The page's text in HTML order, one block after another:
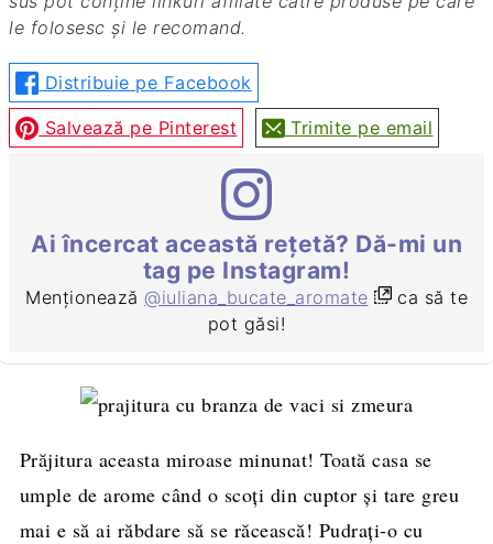
le folosesc și le recomand.
Distribuie pe Facebook
Salvează pe Pinterest Trimite pe email
Ai încercat această rețetă? Dă-mi un
tag pe Instagram!
Menționează @iuliana_bucate_aromate
ca să te
pot găsi!
Prăjitura aceasta miroase minunat! Toată casa se
umple de arome când o scoți din cuptor și tare greu
mai e să ai răbdare să se răcească! Pudrați-o cu